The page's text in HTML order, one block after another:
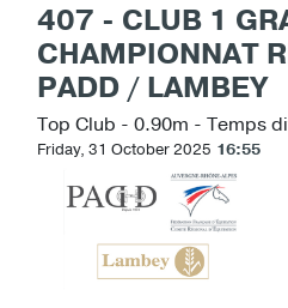
407 - CLUB 1
CHAMPIONNAT
PADD / LAMBEY
Top Club - 0.90m - Temps
Friday, 31 October 2025 16:55